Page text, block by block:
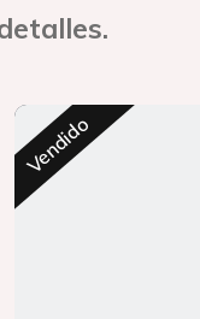
Vendido